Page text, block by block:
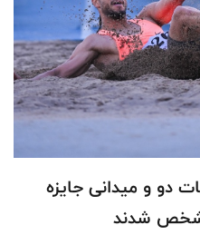
دو و میدانی جایزه
مشخص شدند